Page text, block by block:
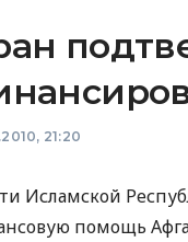
21:20
Исламской
помощь